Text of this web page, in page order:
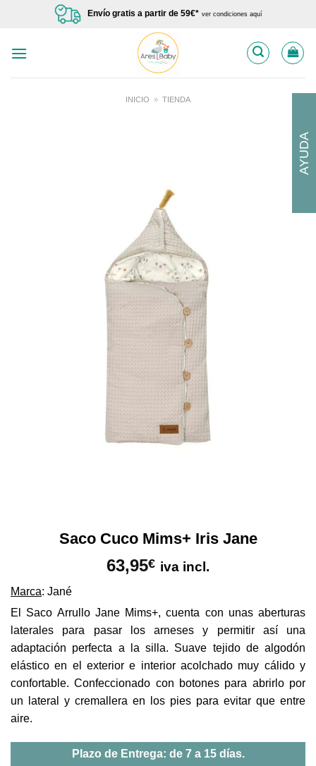
Envío gratis a partir de 59€* ver condiciones aquí
INICIO » TIENDA
Saco Cuco Mims+ Iris Jane
63,95€ iva incl.
Marca: Jané
El Saco Arrullo Jane Mims+, cuenta con unas aberturas
laterales para pasar los arneses y permitir así una
adaptación perfecta a la silla. Suave tejido de algodón
elástico en el exterior e interior acolchado muy cálido y
confortable. Confeccionado con botones para abrirlo por
un lateral y cremallera en los pies para evitar que entre
aire.
Plazo de Entrega: de 7 a 15 días.
AYUDA